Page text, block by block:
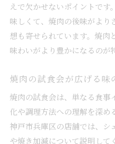
えで欠かせないポイントです
味しくて、焼肉の後味がより
想も寄せられています。焼肉
味わいがより豊かになるのが
焼肉の試食会が広げる味
焼肉の試食会は、単なる食事
化や調理方法への理解を深め
神戸市兵庫区の店舗では、シ
や焼き加減について説明して